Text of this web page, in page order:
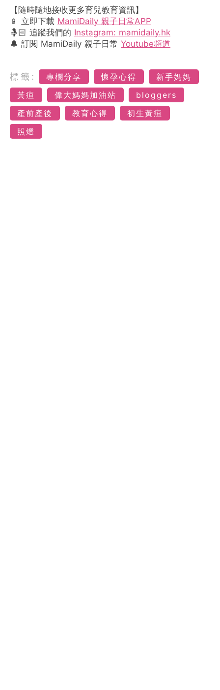
【隨時隨地接收更多育兒教育資訊】
📱 立即下載 MamiDaily 親子日常APP
🤱🏻 追蹤我們的 Instagram: mamidaily.hk
🔔 訂閱 MamiDaily 親子日常 Youtube頻道
標籤: 專欄分享 懷孕心得
新手媽媽
黃疸
偉大媽媽加油站
bloggers
產前產後
教育心得
初生黃疸
照燈